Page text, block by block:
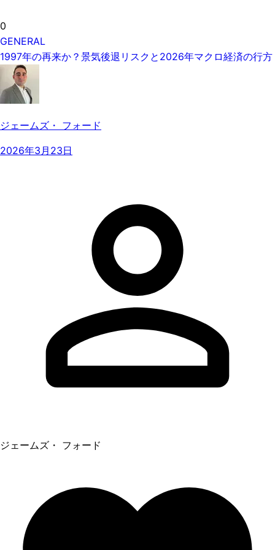
0
GENERAL
1997年の再来か？景気後退リスクと2026年マクロ経済の行方
ジェームズ・ フォード
2026年3月23日
ジェームズ・ フォード